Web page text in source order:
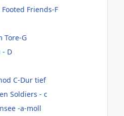
Friends-F
Tore-G
- D
C-Dur tief
Soldiers - c
-a-moll